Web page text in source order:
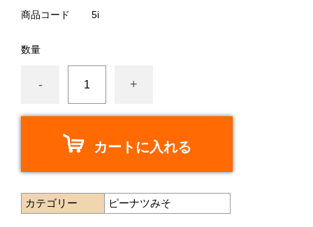
贈答用紙袋・ビニール袋
商品コード 5i
数量
- +
カートに入れる
カテゴリー ピーナツみそ